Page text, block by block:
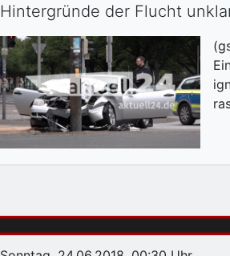
Hintergründe der Flucht